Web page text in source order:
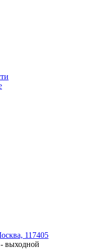
117405
выходной